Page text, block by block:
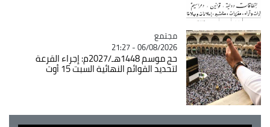
Catégorie
مجتمع
06/08/2026 - 21:27
حج موسم 1448هـ/2027م: إجراء القرعة
لتحديد القوائم النهائية السبت 15 أوت